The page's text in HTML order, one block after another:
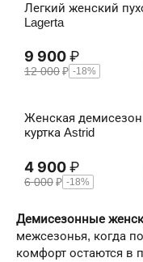
Демисезонные
межсезонья, когда
комфорт остаются в
Легкий женский
Lagerta
9 900₽
12 000₽ -18%
Женская
куртка Astrid
4 900₽
6 000₽ -18%